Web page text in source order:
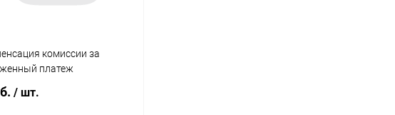
комиссии за
платеж
/ шт.